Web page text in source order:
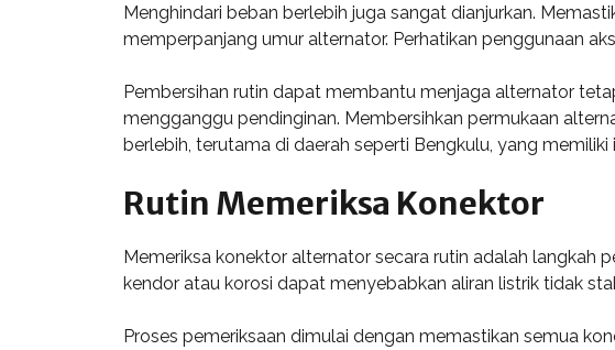
Menghindari beban berlebih juga sangat dianjurkan.
memperpanjang umur alternator. Perhatikan penggunaan
Pembersihan rutin dapat membantu menjaga alternator
mengganggu pendinginan. Membersihkan permukaan
berlebih, terutama di daerah seperti Bengkulu, yang memiliki
Rutin Memeriksa Konektor
Memeriksa konektor alternator secara rutin adalah langkah
kendor atau korosi dapat menyebabkan aliran listrik tidak
Proses pemeriksaan dimulai dengan memastikan semua